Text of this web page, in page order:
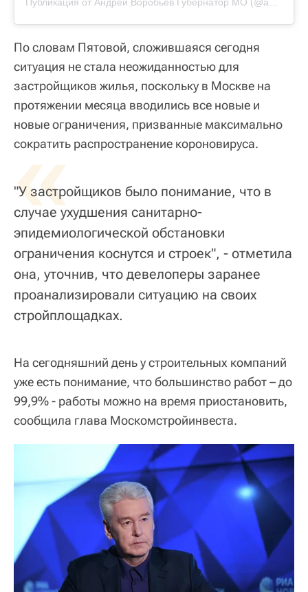
По словам Пятовой, сложившаяся сегодня
ситуация не стала неожиданностью для
застройщиков жилья, поскольку в Москве на
протяжении месяца вводились все новые и
новые ограничения, призванные максимально
сократить распространение короновируса.
«
"У застройщиков было понимание, что в
случае ухудшения санитарно-
эпидемиологической обстановки
ограничения коснутся и строек", - отметила
она, уточнив, что девелоперы заранее
проанализировали ситуацию на своих
стройплощадках.
На сегодняшний день у строительных компаний
уже есть понимание, что большинство работ – до
99,9% - работы можно на время приостановить,
сообщила глава Москомстройинвеста.